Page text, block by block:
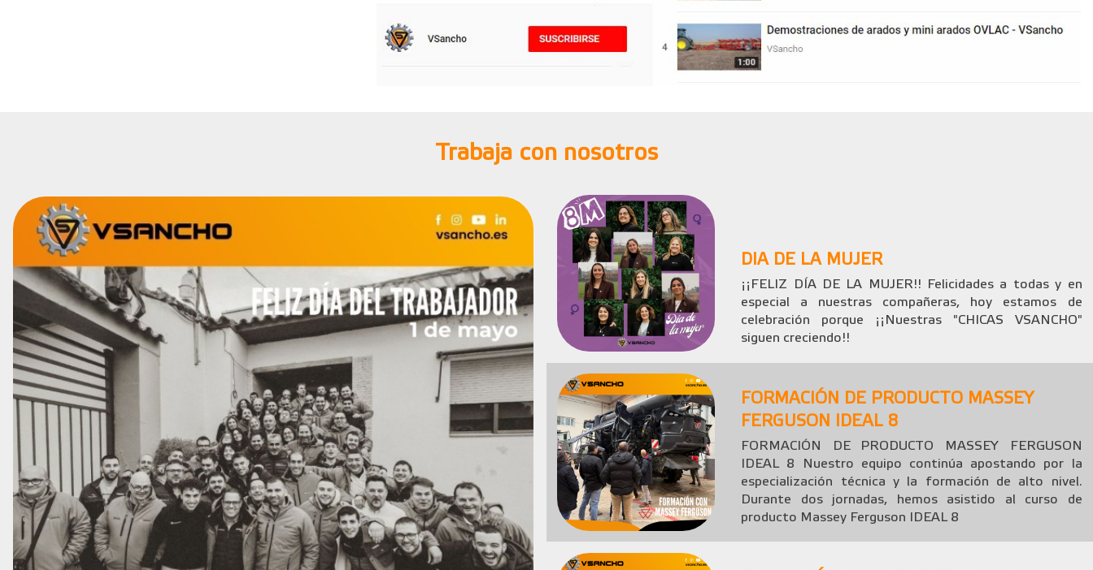
Trabaja con nosotros
DIA DE LA MUJER
¡¡FELIZ DÍA DE LA MUJER!! Felicidades a todas y en
especial a nuestras compañeras, hoy estamos de
celebración porque ¡¡Nuestras "CHICAS VSANCHO"
siguen creciendo!!
FORMACIÓN DE PRODUCTO MASSEY
FERGUSON IDEAL 8
FORMACIÓN DE PRODUCTO MASSEY FERGUSON
IDEAL 8 Nuestro equipo continúa apostando por la
especialización técnica y la formación de alto nivel.
Durante dos jornadas, hemos asistido al curso de
producto Massey Ferguson IDEAL 8